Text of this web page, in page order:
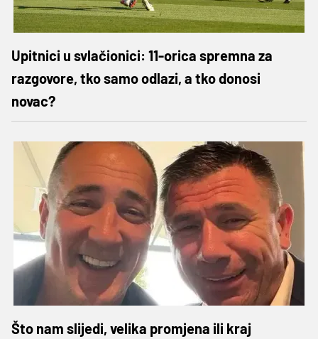
Upitnici u svlačionici: 11-orica spremna za
razgovore, tko samo odlazi, a tko donosi
novac?
Što nam slijedi, velika promjena ili kraj